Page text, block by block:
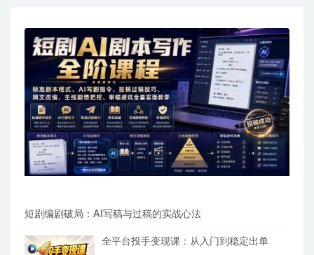
短剧编剧破局：AI写稿与过稿的实战心法
全平台投手变现课：从入门到稳定出单